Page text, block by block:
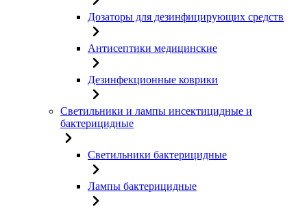
Дозаторы для дезинфицирующих средств
Антисептики медицинские
Дезинфекционные коврики
Светильники и лампы инсектицидные и
бактерицидные
Светильники бактерицидные
Лампы бактерицидные